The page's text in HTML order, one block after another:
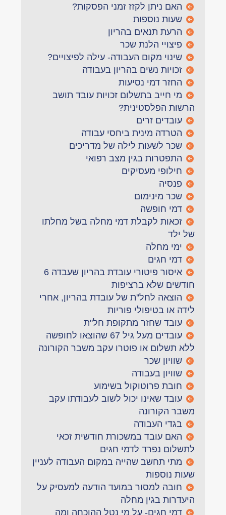
האם ניתן לקזז זמני הפסקות?
שעות נוספות
הרעת תנאים בהריון
פיצויי הלנת שכר
שינוי מקום העבודה- עילה לפיצויים?
זכויות נשים בהריון בעבודה
החזר דמי נסיעות
מי חייב בתשלום זכויות עובד תושב
הרשות הפלסטינית?
עובדים זרים
הטרדה מינית ביחסי עבודה
שכר לשעות לילה של מדריכים
התפטרות בגין מצב רפואי
חילופי מעסיקים
פנסיה
שכר מינימום
דמי חופשה
זכאות לקבלת דמי מחלה בשל מחלתו
של ילד
ימי מחלה
דמי חגים
איסור פיטורי עובדת בהריון שעבדה 6
חודשים שלא ברציפות
הוצאה לחל''ת של עובדת בהריון, אחרי
לידה או בטיפולי פוריות
עובד שחזר מתקופת חל''ת
עובדים מעל גיל 67 שהוצאו לחופשה
ללא תשלום או פוטרו עקב משבר הקורונה
שוויון שכר
שוויון בעבודה
חובת פרוטוקול בשימוע
עובד שאינו יכול לשוב לעבודתו עקב
משבר הקורונה
בגדי העבודה
האם עובד במשכורת חודשית זכאי
לתשלום נפרד לדמי חגים
מתי תחשב שהייה במקום העבודה לעניין
שעות נוספות
חובה למסור במועד הודעה למעסיק על
היעדרות בגין מחלה
דמי חגים- על מי נטל ההוכחה ומה